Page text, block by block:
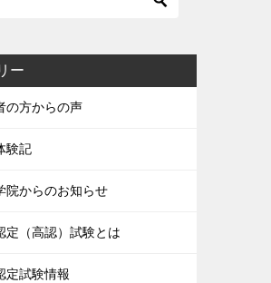
ー
の方からの声
験記
院からのお知らせ
定（高認）試験とは
定試験情報